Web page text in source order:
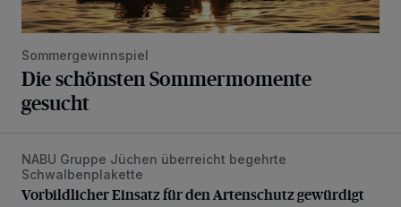
Sommergewinnspiel
Die schönsten Sommermomente
gesucht
Vorbildlicher Einsatz für den Artenschutz gewürdigt
NABU Gruppe Jüchen überreicht begehrte
Schwalbenplakette
Vorbildlicher Einsatz für den Artenschutz gewürdigt